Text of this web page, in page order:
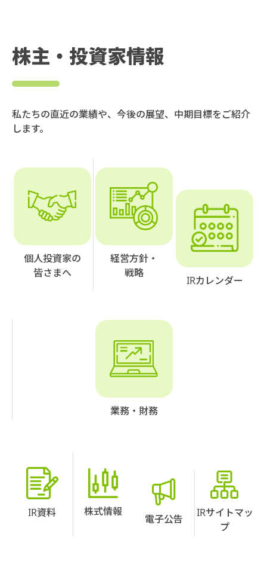
株主・投資家情報
私たちの直近の業績や、今後の展望、中期目標をご紹介
します。
個人投資家の
皆さまへ
経営方針・
戦略
IRカレンダー
業務・財務
IR資料 株式情報
電子公告
IRサイトマッ
プ